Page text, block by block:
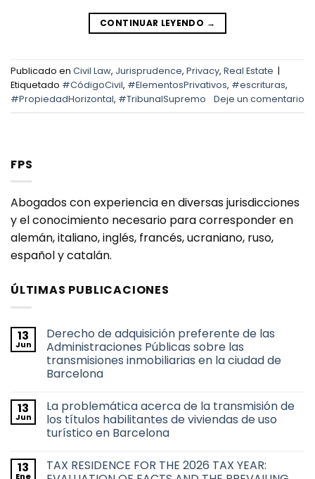
CONTINUAR LEYENDO →
Publicado en Civil Law, Jurisprudence, Privacy, Real Estate |
Etiquetado #CódigoCivil, #ElementosPrivativos, #escrituras,
#PropiedadHorizontal, #TribunalSupremo Deje un comentario
FPS
Abogados con experiencia en diversas jurisdicciones
y el conocimiento necesario para corresponder en
alemán, italiano, inglés, francés, ucraniano, ruso,
español y catalán.
ÚLTIMAS PUBLICACIONES
13
Jun
Derecho de adquisición preferente de las
Administraciones Públicas sobre las
transmisiones inmobiliarias en la ciudad de
Barcelona
comentarios
en
Derecho
de
de
las
13
Jun
La problemática acerca de la transmisión de
los títulos habilitantes de viviendas de uso
turístico en Barcelona
comentarios
en
13
Ene
TAX RESIDENCE FOR THE 2026 TAX YEAR: